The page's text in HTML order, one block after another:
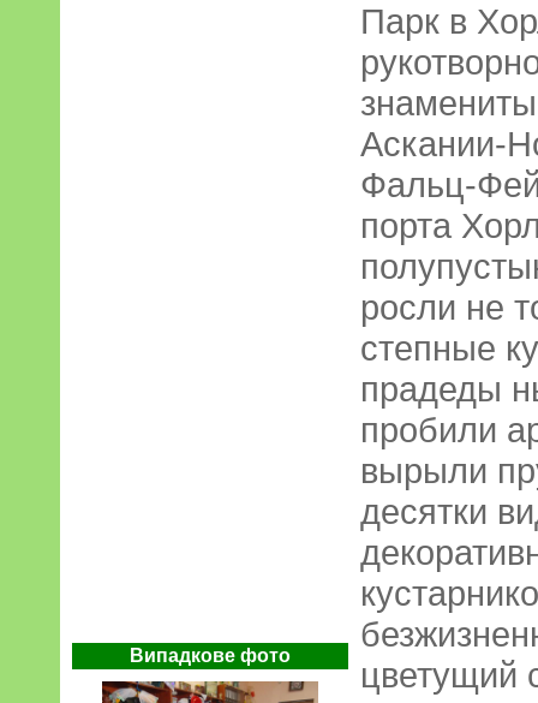
Випадкове фото
Парк в
Аскании-
Фальц-
порта
росли не
степные
прадеды
пробили
вырыли
десятки
цветущий